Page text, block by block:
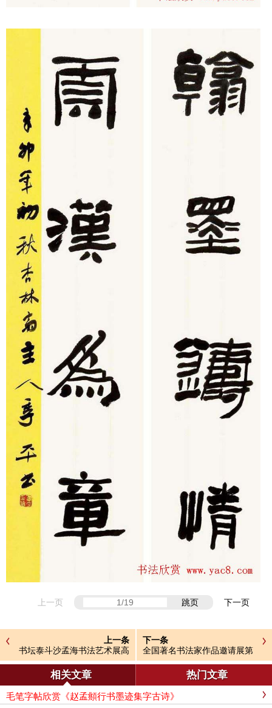
上一页 跳页 下一页
上一条
书坛泰斗沙孟海书法艺术展高
清大图
下一条
全国著名书法家作品邀请展第
四辑
相关文章 热门文章
毛笔字帖欣赏《赵孟頫行书墨迹集字古诗》